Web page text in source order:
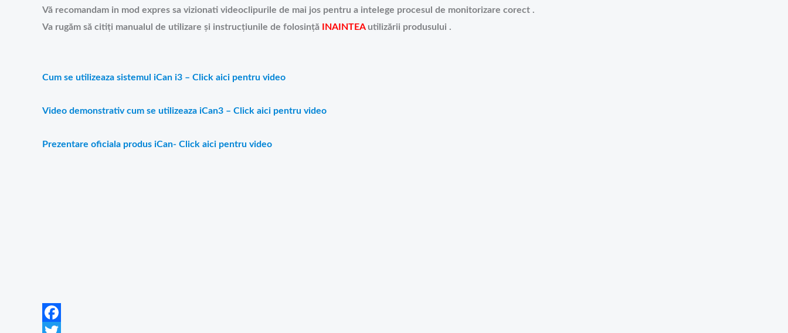
Vă recomandam in mod expres sa vizionati videoclipurile de mai jos pentru a intelege procesul de monitorizare corect .
Va rugăm să citiți manualul de utilizare și instrucțiunile de folosință
INAINTEAutilizării produsului .
Cum se utilizeaza sistemul iCan i3 – Click aici pentru video
Video demonstrativ cum se utilizeaza iCan3 – Click aici pentru video
Prezentare oficiala produs iCan- Click aici pentru video